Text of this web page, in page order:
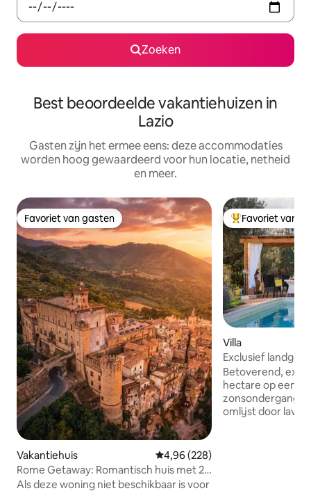
Zoeken
Best beoordeelde vakantiehuizen in
Lazio
Gasten zijn het ermee eens: deze accommodaties
worden hoog gewaardeerd voor hun locatie, netheid
en meer.
Favoriet van gasten
Favoriet van gasten
Vakantiehuis Gemiddelde beoordeling van
4,96 (228)
Rome Getaway: Romantisch huis met 2
slaapkamers in kasteelmuren
Als deze woning niet beschikbaar is voor
Topfavoriet van
Favoriet van
Villa
Exclusief
zwembad en
Betoverend,
hectare op een
omlijst door